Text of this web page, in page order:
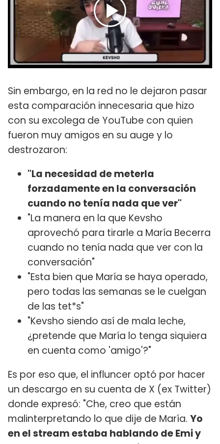
Sin embargo, en la red no le dejaron pasar
esta comparación innecesaria que hizo
con su excolega de YouTube con quien
fueron muy amigos en su auge y lo
destrozaron:
"La necesidad de meterla
forzadamente en la conversación
cuando no tenía nada que ver"
"La manera en la que Kevsho
aprovechó para tirarle a María Becerra
cuando no tenía nada que ver con la
conversación"
"Esta bien que María se haya operado,
pero todas las semanas se le cuelgan
de las tet*s"
"Kevsho siendo así de mala leche,
¿pretende que María lo tenga siquiera
en cuenta como 'amigo'?"
Es por eso que, el influncer optó por hacer
un descargo en su cuenta de X (ex Twitter)
donde expresó: "Che, creo que están
malinterpretando lo que dije de María. Yo
en el stream estaba hablando de Emi y